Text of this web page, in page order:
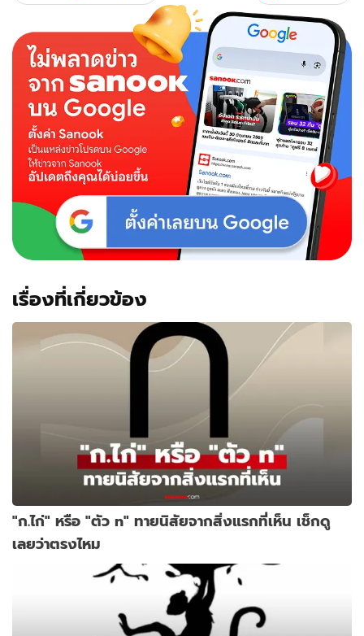
เรื่องที่เกี่ยวข้อง
"ก.ไก่" หรือ "ตัว n" ทายนิสัยจากสิ่งแรกที่เห็น เช็กดู
เลยว่าตรงไหม